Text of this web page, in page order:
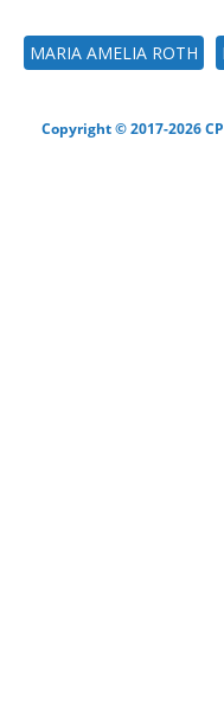
MARIA AMELIA ROTH
Copyright © 2017-2026